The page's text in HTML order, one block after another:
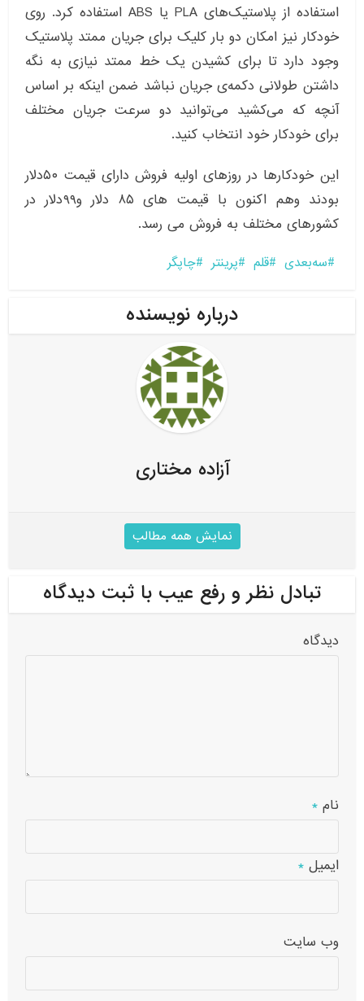
استفاده از پلاستیک‌های PLA یا ABS استفاده کرد. روی
خودکار نیز امکان دو بار کلیک برای جریان ممتد پلاستیک
وجود دارد تا برای کشیدن یک خط ممتد نیازی به نگه
داشتن طولانی دکمه‌ی جریان نباشد ضمن اینکه بر اساس
آنچه که می‌کشید می‌توانید دو سرعت جریان مختلف
برای خودکار خود انتخاب کنید.
این خودکارها در روزهای اولیه فروش دارای قیمت ۵۰دلار
بودند وهم اکنون با قیمت های ۸۵ دلار و۹۹دلار در
کشورهای مختلف به فروش می رسد.
سه‌بعدی قلم پرینتر چاپگر
درباره نویسنده
آزاده مختاری
نمایش همه مطالب
تبادل نظر و رفع عیب با ثبت دیدگاه
دیدگاه
نام*
ایمیل*
وب‌ سایت